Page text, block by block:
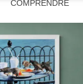
COMPRENDRE